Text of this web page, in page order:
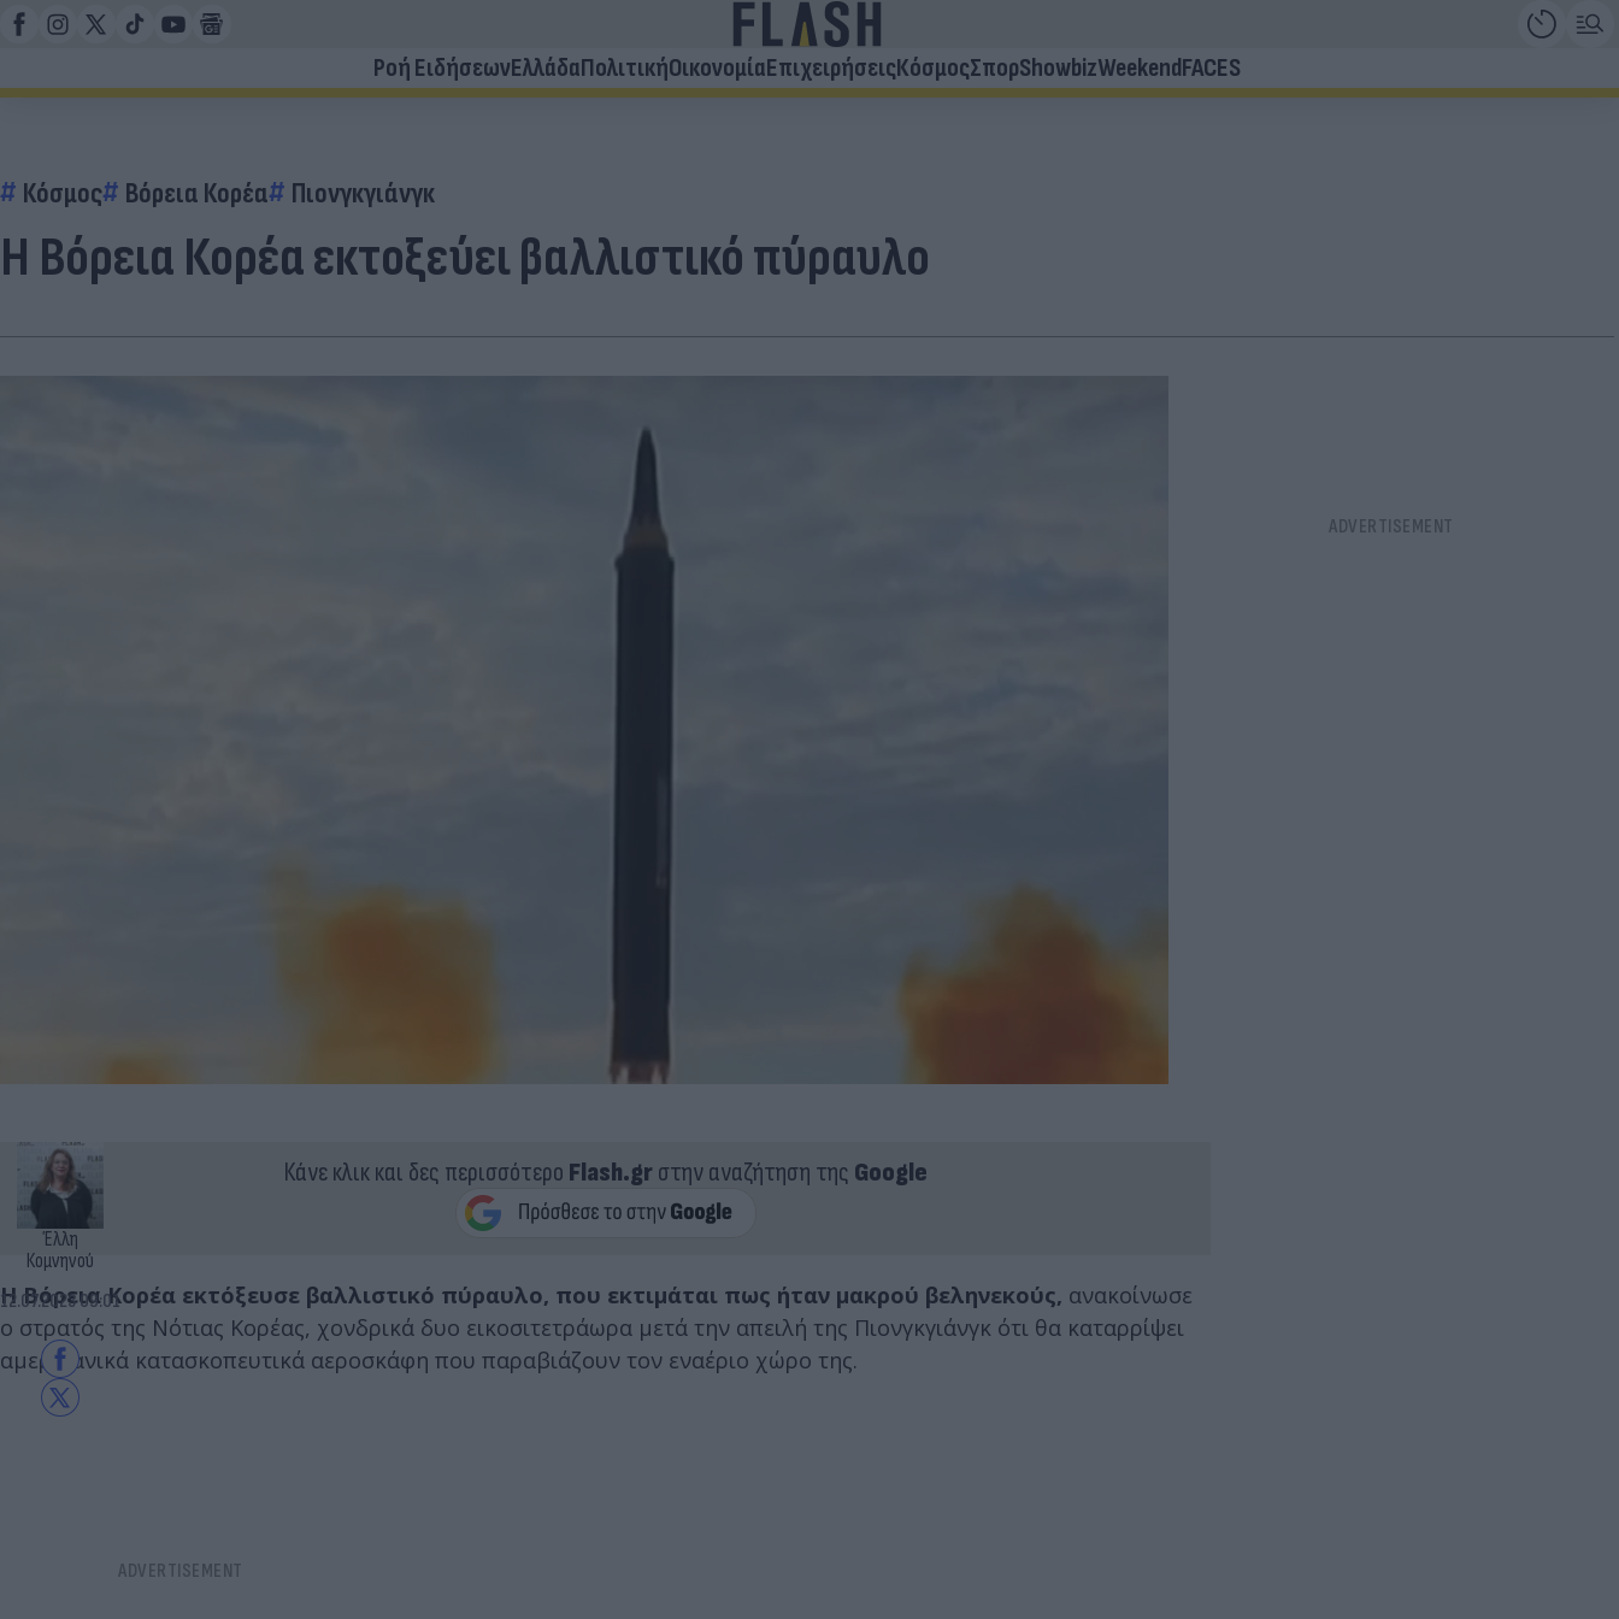
Ροή ΕιδήσεωνΕλλάδαΠολιτικήΟικονομίαΕπιχειρήσειςΚόσμοςΣπορShowbizWeekendFACES
Κόσμος Βόρεια Κορέα Πιονγκγιάνγκ
Η Βόρεια Κορέα εκτοξεύει βαλλιστικό πύραυλο
Έλλη
Κομνηνού
12.07.2023 09:01
Κάνε κλικ και δες περισσότερο Flash.grστην αναζήτηση της Google
Η Βόρεια Κορέα εκτόξευσε βαλλιστικό πύραυλο, που εκτιμάται πως ήταν μακρού βεληνεκούς, ανακοίνωσε
ο στρατός της Νότιας Κορέας, χονδρικά δυο εικοσιτετράωρα μετά την απειλή της Πιονγκγιάνγκ ότι θα καταρρίψει
αμερικανικά κατασκοπευτικά αεροσκάφη που παραβιάζουν τον εναέριο χώρο της.